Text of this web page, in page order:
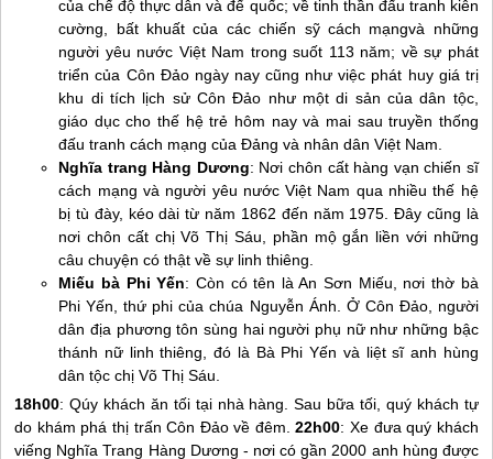
của chế độ thực dân và đế quốc; về tinh thần đấu tranh kiên
cường, bất khuất của các chiến sỹ cách mạngvà những
người yêu nước Việt Nam trong suốt 113 năm; về sự phát
triển của Côn Đảongày nay cũng như việc phát huy giá trị
khu di tích lịch sử Côn Đảo như một di sản của dân tộc,
giáo dục cho thế hệ trẻ hôm nay và mai sau truyền thống
đấu tranh cách mạng của Đảng và nhân dân Việt Nam.
Nghĩa trang Hàng Dương: Nơi chôn cất hàng vạn chiến sĩ
cách mạng và người yêu nước Việt Nam qua nhiều thế hệ
bị tù đày, kéo dài từ năm 1862 đến năm 1975. Đây cũng là
nơi chôn cất chị Võ Thị Sáu, phần mộ gắn liền với những
câu chuyện có thật về sự linh thiêng.
Miếu bà Phi Yến: Còn có tên là An Sơn Miếu, nơi thờ bà
Phi Yến, thứ phi của chúa Nguyễn Ánh. Ở Côn Đảo, người
dân địa phương tôn sùng hai người phụ nữ như những bậc
thánh nữ linh thiêng, đó là Bà Phi Yến và liệt sĩ anh hùng
dân tộc chị Võ Thị Sáu.
18h00: Qúy khách ăn tối tại nhà hàng. Sau bữa tối, quý khách tự
do khám phá thị trấnCôn Đảovề đêm.22h00: Xe đưa quý khách
viếng Nghĩa Trang Hàng Dương - nơi có gần 2000 anh hùng được